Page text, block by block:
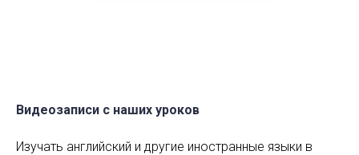
Видеозаписи с наших уроков
Изучать английский и другие иностранные языки в